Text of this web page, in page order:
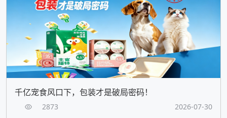
千亿宠食风口下，包装才是破局密码！
2873 2026-07-30